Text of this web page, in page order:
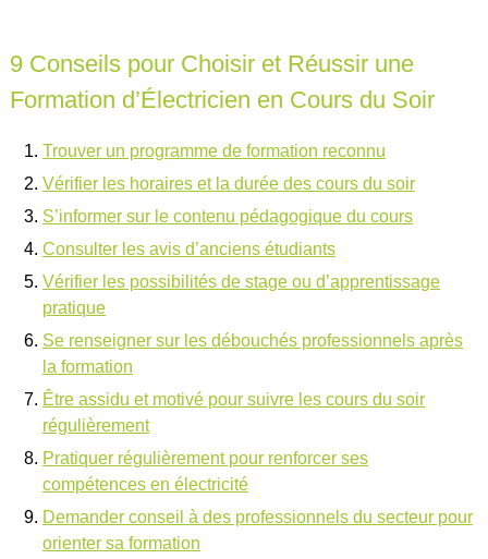
9 Conseils pour Choisir et Réussir une
Formation d’Électricien en Cours du Soir
Trouver un programme de formation reconnu
Vérifier les horaires et la durée des cours du soir
S’informer sur le contenu pédagogique du cours
Consulter les avis d’anciens étudiants
Vérifier les possibilités de stage ou d’apprentissage
pratique
Se renseigner sur les débouchés professionnels après
la formation
Être assidu et motivé pour suivre les cours du soir
régulièrement
Pratiquer régulièrement pour renforcer ses
compétences en électricité
Demander conseil à des professionnels du secteur pour
orienter sa formation